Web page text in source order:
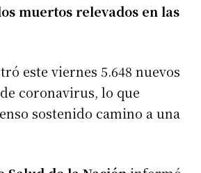
muertos relevados en las
este viernes 5.648 nuevos
coronavirus, lo que
sostenido camino a una